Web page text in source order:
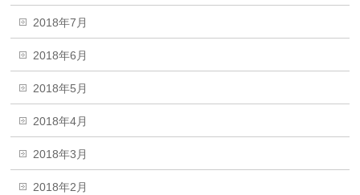
2018年7月
2018年6月
2018年5月
2018年4月
2018年3月
2018年2月